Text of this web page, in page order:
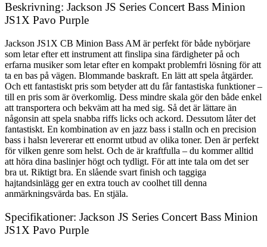
Beskrivning: Jackson JS Series Concert Bass Minion
JS1X Pavo Purple
Jackson JS1X CB Minion Bass AM är perfekt för både nybörjare
som letar efter ett instrument att finslipa sina färdigheter på och
erfarna musiker som letar efter en kompakt problemfri lösning för att
ta en bas på vägen. Blommande baskraft. En lätt att spela åtgärder.
Och ett fantastiskt pris som betyder att du får fantastiska funktioner –
till en pris som är överkomlig. Dess mindre skala gör den både enkel
att transportera och bekväm att ha med sig. Så det är lättare än
någonsin att spela snabba riffs licks och ackord. Dessutom låter det
fantastiskt. En kombination av en jazz bass i stalln och en precision
bass i halsn levererar ett enormt utbud av olika toner. Den är perfekt
för vilken genre som helst. Och de är kraftfulla – du kommer alltid
att höra dina baslinjer högt och tydligt. För att inte tala om det ser
bra ut. Riktigt bra. En slående svart finish och taggiga
hajtandsinlägg ger en extra touch av coolhet till denna
anmärkningsvärda bas. En stjäla.
Specifikationer: Jackson JS Series Concert Bass Minion
JS1X Pavo Purple